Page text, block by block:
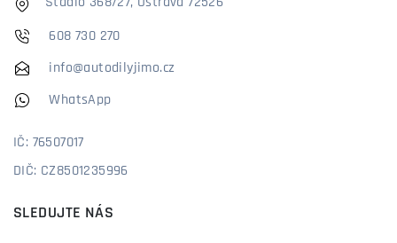
608 730 270
info@autodilyjimo.cz
WhatsApp
IČ: 76507017
DIČ: CZ8501235996
SLEDUJTE NÁS